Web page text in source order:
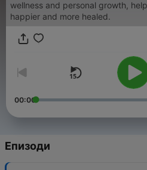
wellness and personal growth,
happier and more healed.
00:00
Епизоди